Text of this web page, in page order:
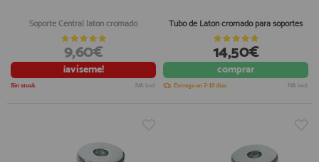
Soporte Central laton cromado
9,60€
¡avíseme!
Sin stock IVA incl.
Tubo de Laton cromado para soportes
14,50€
comprar
Entrega en 7-10 días IVA incl.